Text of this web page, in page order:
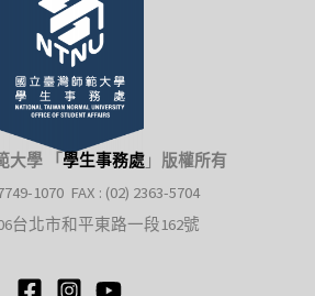
大學 「 學生事務處 」 版權所有
1070 FAX : (02) 2363-5704
台北市和平東路一段162號